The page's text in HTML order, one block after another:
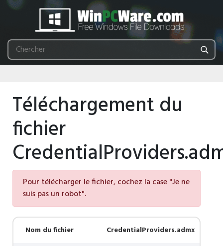
Téléchargement du
fichier
Pour télécharger le fichier, cochez la case "Je ne
suis pas un robot".
Nom du fichier CredentialProviders.admx